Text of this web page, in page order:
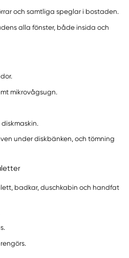
och samtliga speglar i bostaden.
alla fönster, både insida och
mikrovågsugn.
under diskbänken, och tömning
badkar, duschkabin och handfat